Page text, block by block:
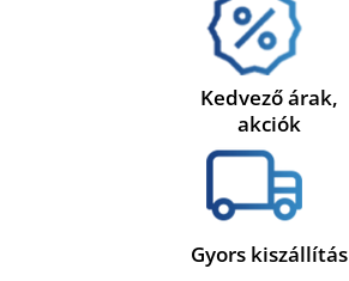
Kedvező árak,
akciók
Gyors kiszállítás